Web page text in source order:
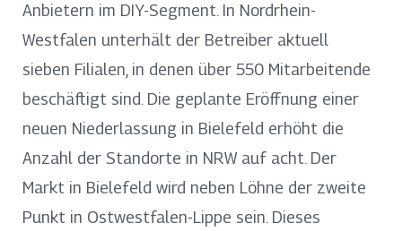
Anbietern im DIY-Segment. In Nordrhein-
Westfalen unterhält der Betreiber aktuell
sieben Filialen, in denen über 550 Mitarbeitende
beschäftigt sind. Die geplante Eröffnung einer
neuen Niederlassung in Bielefeld erhöht die
Anzahl der Standorte in NRW auf acht. Der
Markt in Bielefeld wird neben Löhne der zweite
Punkt in Ostwestfalen-Lippe sein. Dieses